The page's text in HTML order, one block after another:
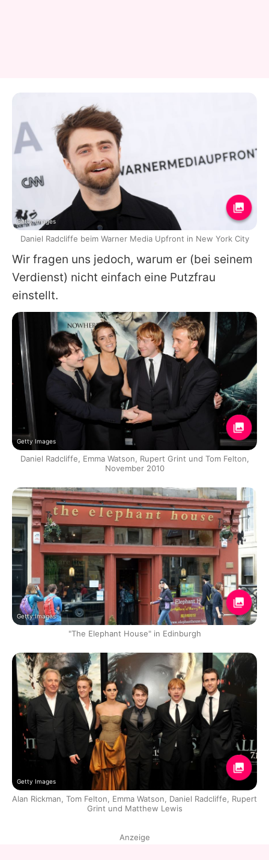
Wir fragen uns jedoch, warum er (bei seinem
Verdienst) nicht einfach eine Putzfrau
einstellt.
Getty Images
Daniel Radcliffe beim Warner Media Upfront in New York City
Getty Images
Daniel Radcliffe, Emma Watson, Rupert Grint und Tom Felton,
November 2010
Getty Images
"The Elephant House" in Edinburgh
Getty Images
Alan Rickman, Tom Felton, Emma Watson, Daniel Radcliffe, Rupert
Grint und Matthew Lewis
Anzeige